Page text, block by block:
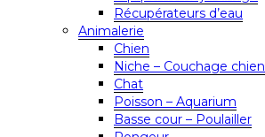
Récupérateurs d’eau
Animalerie
Chien
Niche – Couchage chien
Chat
Poisson – Aquarium
Basse cour – Poulailler